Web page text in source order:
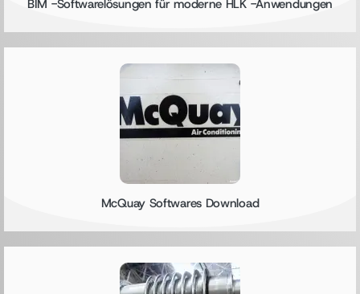
BIM -Softwarelösungen für moderne HLK -Anwendungen
McQuay Softwares Download